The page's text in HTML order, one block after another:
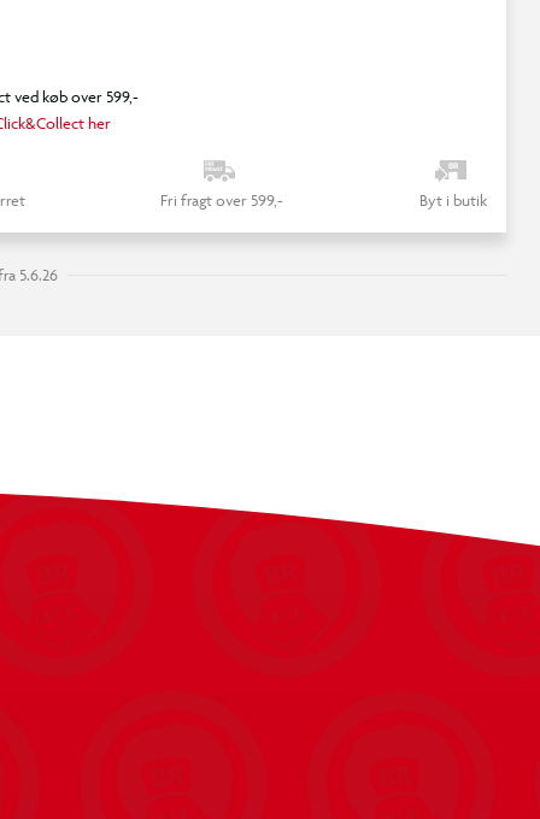
ved køb over 599,-
her
Fri fragt over 599,- Byt i butik
5.6.26